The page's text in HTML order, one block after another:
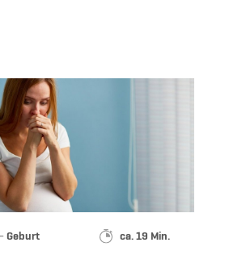
Kategorie:
Geburt Lesedauer:
ca. 19 Min.